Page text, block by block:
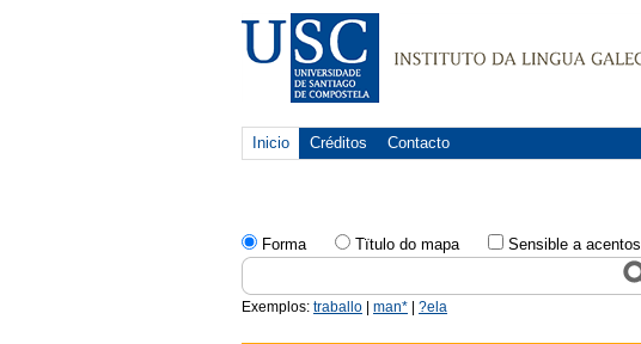
Inicio Créditos
Contacto
Forma Tïtulo do mapa Sensible a acentos
Exemplos: traballo man* ?ela